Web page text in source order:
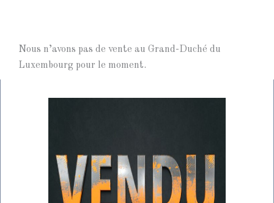
Nous n’avons pas de vente au Grand-Duché du
Luxembourg pour le moment.